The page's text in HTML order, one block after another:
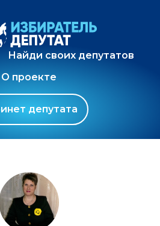
Найди своих депутатов
О проекте
депутата